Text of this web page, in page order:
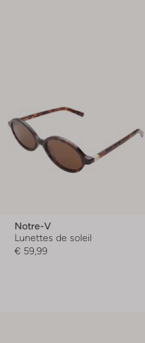
Notre-V
Lunettes de soleil
€ 59,99